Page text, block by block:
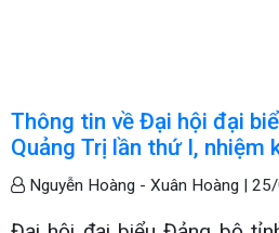
Thông tin về Đại hội đại
Quảng Trị lần thứ I, nhiệm
Nguyễn Hoàng - Xuân Hoàng |